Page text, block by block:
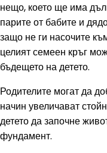
нещо, което ще има
парите от бабите и
защо не ги насочите
целият семеен кръг
бъдещето на детето.
Родителите могат да
начин увеличават
детето да започне
фундамент.